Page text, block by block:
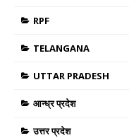
RPF
TELANGANA
UTTAR PRADESH
आन्ध्र प्रदेश
उत्तर प्रदेश